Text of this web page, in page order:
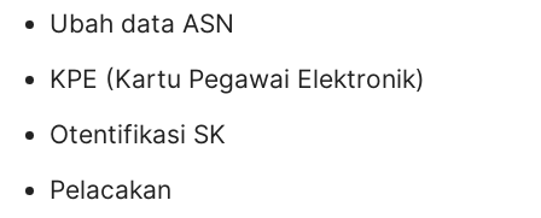
Ubah data ASN
KPE (Kartu Pegawai Elektronik)
Otentifikasi SK
Pelacakan